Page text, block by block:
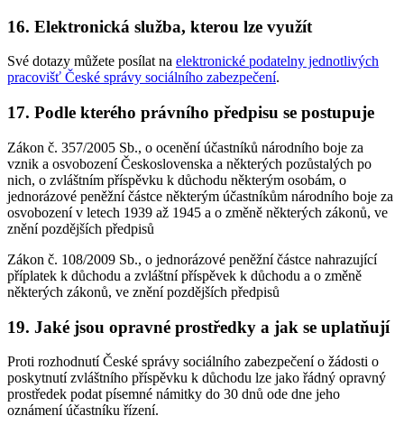
16. Elektronická služba, kterou lze využít
Své dotazy můžete posílat na elektronické podatelny jednotlivých
pracovišť České správy sociálního zabezpečení.
17. Podle kterého právního předpisu se postupuje
Zákon č. 357/2005 Sb., o ocenění účastníků národního boje za
vznik a osvobození Československa a některých pozůstalých po
nich, o zvláštním příspěvku k důchodu některým osobám, o
jednorázové peněžní částce některým účastníkům národního boje za
osvobození v letech 1939 až 1945 a o změně některých zákonů, ve
znění pozdějších předpisů
Zákon č. 108/2009 Sb., o jednorázové peněžní částce nahrazující
příplatek k důchodu a zvláštní příspěvek k důchodu a o změně
některých zákonů, ve znění pozdějších předpisů
19. Jaké jsou opravné prostředky a jak se uplatňují
Proti rozhodnutí České správy sociálního zabezpečení o žádosti o
poskytnutí zvláštního příspěvku k důchodu lze jako řádný opravný
prostředek podat písemné námitky do 30 dnů ode dne jeho
oznámení účastníku řízení.